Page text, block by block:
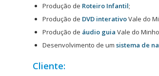
Produção de Roteiro Infantil;
Produção de DVD interativoVale do
Produção de áudio guia Vale do
Desenvolvimento de um sistema de
Cliente: